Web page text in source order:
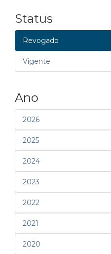
Status
Revogado
Vigente
Ano
2026
2025
2024
2023
2022
2021
2020